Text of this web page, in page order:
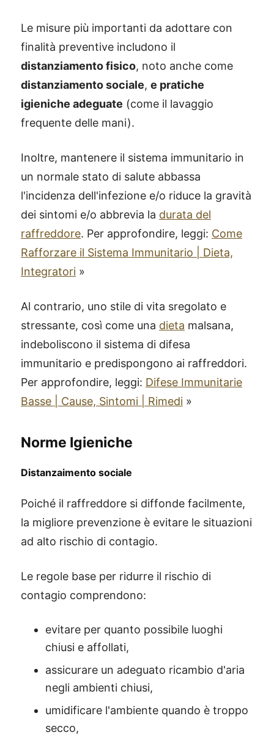
Le misure più importanti da adottare con
finalità preventive includono il
distanziamento fisico, noto anche come
distanziamento sociale, e pratiche
igieniche adeguate (come il lavaggio
frequente delle mani).
Inoltre, mantenere il sistema immunitario in
un normale stato di salute abbassa
l'incidenza dell'infezione e/o riduce la gravità
dei sintomi e/o abbrevia la durata del
raffreddore. Per approfondire, leggi: Come
Rafforzare il Sistema Immunitario | Dieta,
Integratori »
Al contrario, uno stile di vita sregolato e
stressante, così come una dieta malsana,
indeboliscono il sistema di difesa
immunitario e predispongono ai raffreddori.
Per approfondire, leggi: Difese Immunitarie
Basse | Cause, Sintomi | Rimedi »
Norme Igieniche
Distanzaimento sociale
Poiché il raffreddore si diffonde facilmente,
la migliore prevenzione è evitare le situazioni
ad alto rischio di contagio.
Le regole base per ridurre il rischio di
contagio comprendono:
evitare per quanto possibile luoghi
chiusi e affollati,
assicurare un adeguato ricambio d'aria
negli ambienti chiusi,
umidificare l'ambiente quando è troppo
secco,